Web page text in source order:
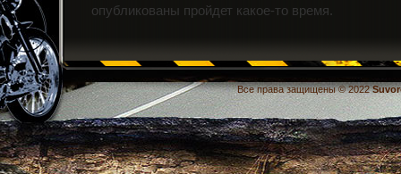
опубликованы пройдет какое-то время.
Все права защищены © 2022